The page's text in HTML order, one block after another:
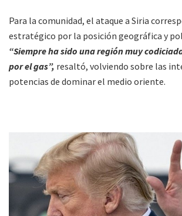
Para la comunidad, el ataque a Siria
estratégico por la posición geográfica y
“Siempre ha sido una región muy
por el gas”, resaltó, volviendo sobre las
potencias de dominar el medio oriente.